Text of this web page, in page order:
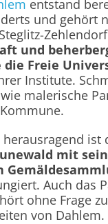
entstand
und gehört
und
die Freie
Institute.
malerische
ist
mit
Auch das
ohne Frage
von Dahlem.